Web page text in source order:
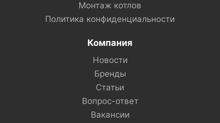
Монтаж котлов
Политика конфиденциальности
Компания
Новости
Бренды
Статьи
Вопрос-ответ
Вакансии